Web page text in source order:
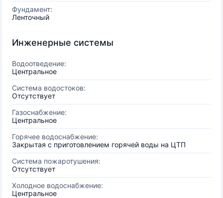
Фундамент:
Ленточный
Инженерные системы
Водоотведение:
Центральное
Система водостоков:
Отсутствует
Газоснабжение:
Центральное
Горячее водоснабжение:
Закрытая с приготовлением горячей воды на ЦТП
Система пожаротушения:
Отсутствует
Холодное водоснабжение:
Центральное